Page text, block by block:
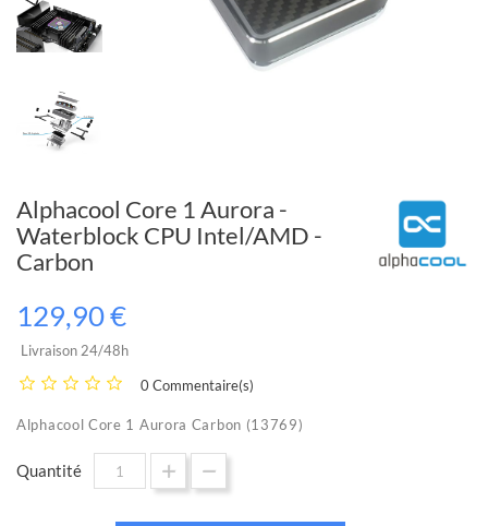
Alphacool Core 1 Aurora -
Waterblock CPU Intel/AMD -
Carbon
129,90 €
Livraison 24/48h
0 Commentaire(s)
Alphacool Core 1 Aurora Carbon (13769)
Quantité